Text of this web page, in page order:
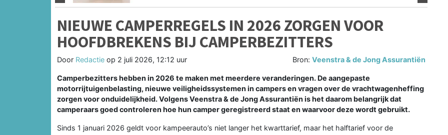
NIEUWE CAMPERREGELS IN 2026 ZORGEN VOOR
HOOFDBREKENS BIJ CAMPERBEZITTERS
Door Redactie op 2 juli 2026, 12:12 uur Bron:Veenstra & de Jong Assurantiën
Camperbezitters hebben in 2026 te maken met meerdere veranderingen. De aangepaste
motorrijtuigenbelasting, nieuwe veiligheidssystemen in campers en vragen over de vrachtwagenheffing
zorgen voor onduidelijkheid. Volgens Veenstra & de Jong Assurantiën is het daarom belangrijk dat
camperaars goed controleren hoe hun camper geregistreerd staat en waarvoor deze wordt gebruikt.
Sinds 1 januari 2026 geldt voor kampeerauto’s niet langer het kwarttarief, maar het halftarief voor de